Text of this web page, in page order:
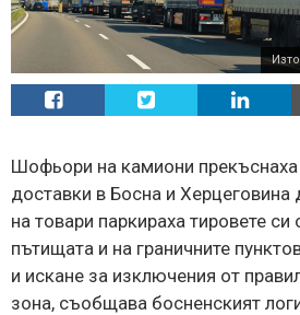
Шофьори на камиони прекъснаха
доставки в Босна и Херцеговина
на товари паркираха тировете си
пътищата и на граничните
и искане за изключения от
зона, съобщава босненският